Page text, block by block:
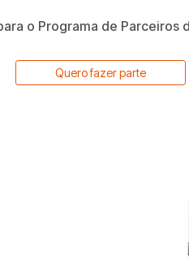
o Programa de Parceiros
Quero fazer parte